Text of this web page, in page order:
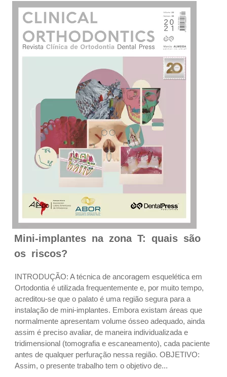
Mini-implantes na zona T: quais são
os riscos?
INTRODUÇÃO: A técnica de ancoragem esquelética em
Ortodontia é utilizada frequentemente e, por muito tempo,
acreditou-se que o palato é uma região segura para a
instalação de mini-implantes. Embora existam áreas que
normalmente apresentam volume ósseo adequado, ainda
assim é preciso avaliar, de maneira individualizada e
tridimensional (tomografia e escaneamento), cada paciente
antes de qualquer perfuração nessa região. OBJETIVO:
Assim, o presente trabalho tem o objetivo de...